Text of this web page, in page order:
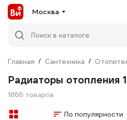
Москва
Поиск в каталоге
Главная / Сантехника /
Радиаторы отопления
1866 товаров
По популярности